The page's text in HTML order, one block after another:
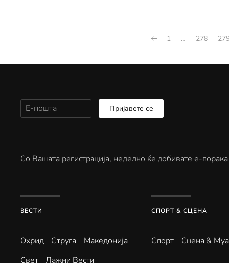
1 … 278
Пријавете се
Со Вашата регистрација, неделно ќе добивате е-
ВЕСТИ
Охрид Струга
Македонија
Свет
Лажни Вести
СПОРТ & СЦЕНА
Спорт Сцена &